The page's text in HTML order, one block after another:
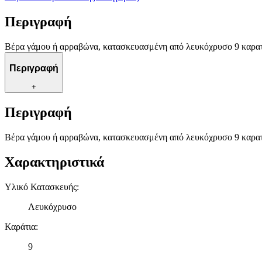
Περιγραφή
Βέρα γάμου ή αρραβώνα, κατασκευασμένη από λευκόχρυσο 9
Περιγραφή
+
Περιγραφή
Βέρα γάμου ή αρραβώνα, κατασκευασμένη από λευκόχρυσο 9
Χαρακτηριστικά
Υλικό Κατασκευής:
Λευκόχρυσο
Καράτια:
9